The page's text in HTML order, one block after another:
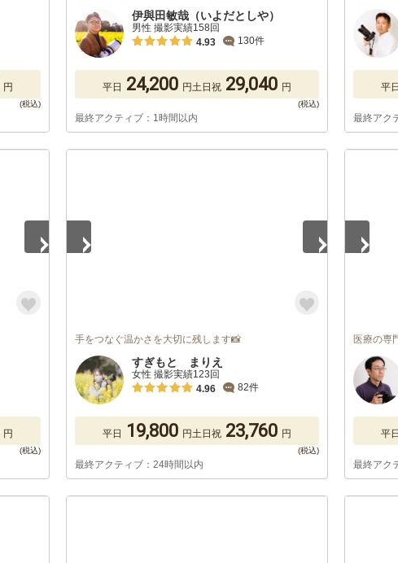
円
伊與田敏哉（いよだとしや）
男性 撮影実績158回
4.93
130件
平日 24,200 円土日祝 29,040 円
最終アクティブ：1時間以内
平日
最終アク
円
手をつなぐ温かさを大切に残します📸
すぎもと まりえ
女性 撮影実績123回
4.96
82件
平日 19,800 円土日祝 23,760 円
最終アクティブ：24時間以内
医療の専
平日
最終アク